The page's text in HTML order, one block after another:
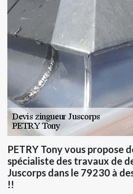
PETRY Tony vous propose
spécialiste des travaux de
Juscorps dans le 79230 à
!!